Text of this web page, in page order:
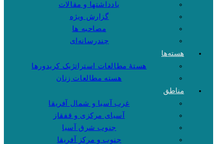
یادداشتها و مقالات
گزارش ویژه
مصاحبه ها
چندرسانه‌ای
هسته‌ها
هستهٔ مطالعات استراتژیک کریدورها
هسته مطالعات زنان
مناطق
غرب آسیا و شمال آفریقا
آسیای مرکزی و قفقاز
جنوب شرق آسیا
جنوب و مرکز آفریقا